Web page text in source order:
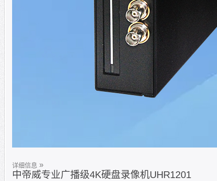
详细信息
中帝威专业广播级4K硬盘录像机UHR1201